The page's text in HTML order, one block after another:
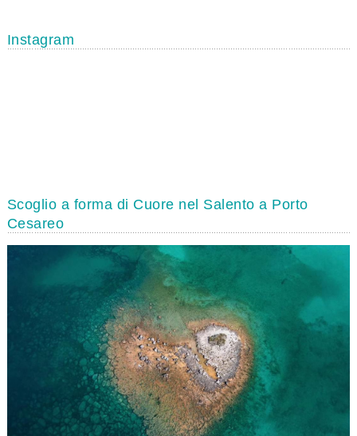
Instagram
Scoglio a forma di Cuore nel Salento a Porto
Cesareo